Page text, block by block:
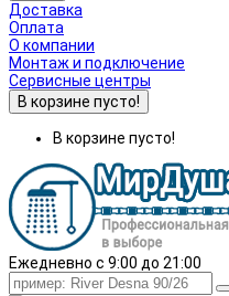
Доставка
Оплата
О компании
Монтаж и подключение
Сервисные центры
В корзине пусто!
В корзине пусто!
Ежедневно с 9:00 до 21:00